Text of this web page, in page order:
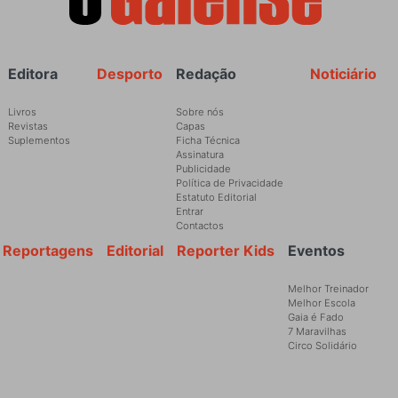
Rodapé Noticiário
Redação
Sobre nós
Capas
Ficha Técnica
Assinatura
Publicidade
Política de Privacidade
Estatuto Editorial
Entrar
Contactos
Desporto
Editora
Livros
Revistas
Suplementos
Eventos
Melhor Treinador
Melhor Escola
Gaia é Fado
7 Maravilhas
Circo Solidário
Reporter Kids
Editorial
Reportagens